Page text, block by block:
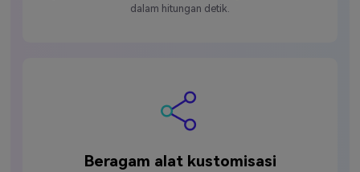
dalam hitungan detik.
Beragam alat kustomisasi